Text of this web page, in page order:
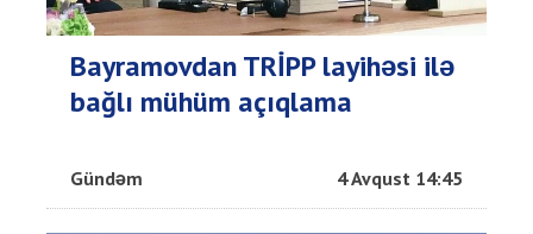
Bayramovdan TRİPP layihəsi ilə
bağlı mühüm açıqlama
Gündəm 4 Avqust 14:45